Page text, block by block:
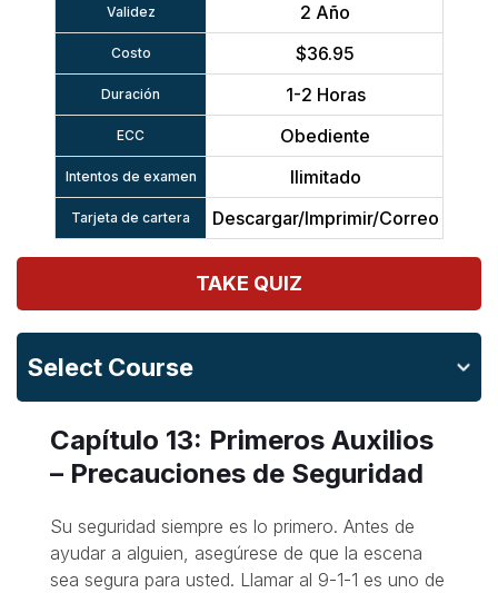
Validez 2 Año
Costo $36.95
Duración 1-2 Horas
ECC Obediente
Intentos de examen Ilimitado
Tarjeta de cartera Descargar/Imprimir/Correo
TAKE QUIZ
Select Course
Capítulo 13: Primeros Auxilios
– Precauciones de Seguridad
Su seguridad siempre es lo primero. Antes de
ayudar a alguien, asegúrese de que la escena
sea segura para usted. Llamar al 9-1-1 es uno de